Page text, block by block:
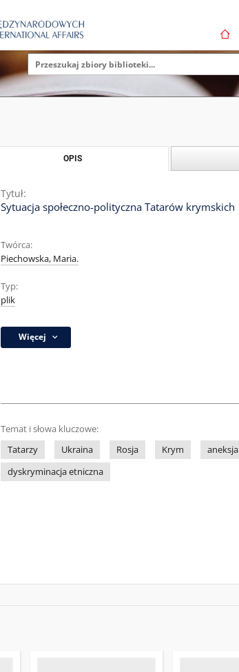
OPIS
Tytuł:
Sytuacja społeczno-polityczna Tatarów krymskich
Twórca:
Piechowska, Maria.
Typ:
plik
Więcej
Temat i słowa kluczowe:
Tatarzy
Ukraina Rosja Krym aneksja
dyskryminacja etniczna